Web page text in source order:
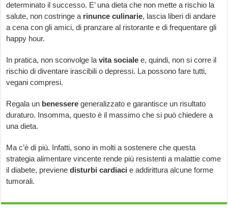
determinato il successo. E’ una dieta che non mette a rischio la
salute, non costringe a rinunce culinarie, lascia liberi di andare
a cena con gli amici, di pranzare al ristorante e di frequentare gli
happy hour.
In pratica, non sconvolge lavita sociale e, quindi, non si corre il
rischio di diventare irascibili o depressi. La possono fare tutti,
vegani compresi.
Regala un benessere generalizzato e garantisce un risultato
duraturo. Insomma, questo è il massimo che si può chiedere a
una dieta.
Ma c’è di più. Infatti, sono in molti a sostenere che questa
strategia alimentare vincente rende più resistenti a malattie come
il diabete, previene disturbi cardiaci e addirittura alcune forme
tumorali.